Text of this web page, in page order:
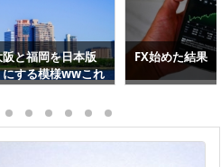
前へ
次へ
と福岡を日本版
する模様wwこれ
ガポール抜くだ
FX始めた結果